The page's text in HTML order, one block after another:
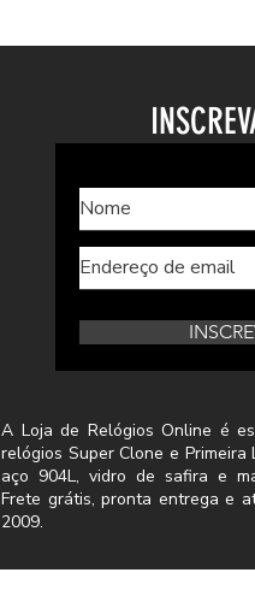
A Loja de Relógios Online é
relógios Super Clone e Primeira
aço 904L, vidro de safira e
Frete grátis, pronta entrega e
2009.